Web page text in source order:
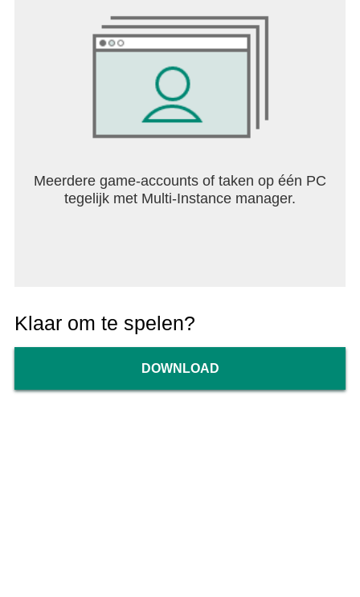
Toegankelijkheidsverklaring is te vinden in het
menu 'Meer' in de game.
Meerdere game-accounts of taken op één PC
tegelijk met Multi-Instance manager.
Klaar om te spelen?
DOWNLOAD